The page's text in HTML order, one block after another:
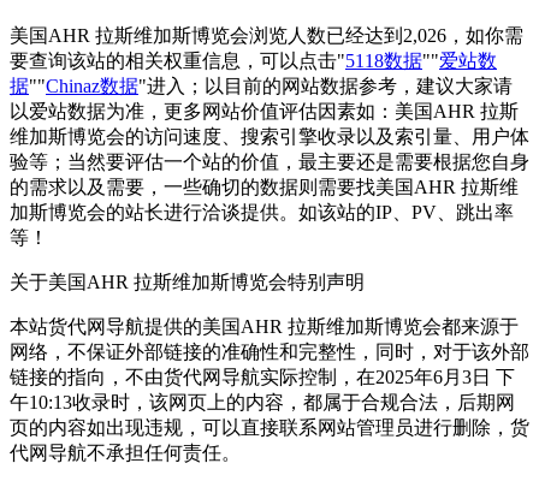
美国AHR 拉斯维加斯博览会浏览人数已经达到2,026，如你需
要查询该站的相关权重信息，可以点击"5118数据""爱站数
据""Chinaz数据"进入；以目前的网站数据参考，建议大家请
以爱站数据为准，更多网站价值评估因素如：美国AHR 拉斯
维加斯博览会的访问速度、搜索引擎收录以及索引量、用户体
验等；当然要评估一个站的价值，最主要还是需要根据您自身
的需求以及需要，一些确切的数据则需要找美国AHR 拉斯维
加斯博览会的站长进行洽谈提供。如该站的IP、PV、跳出率
等！
关于美国AHR 拉斯维加斯博览会特别声明
本站货代网导航提供的美国AHR 拉斯维加斯博览会都来源于
网络，不保证外部链接的准确性和完整性，同时，对于该外部
链接的指向，不由货代网导航实际控制，在2025年6月3日 下
午10:13收录时，该网页上的内容，都属于合规合法，后期网
页的内容如出现违规，可以直接联系网站管理员进行删除，货
代网导航不承担任何责任。